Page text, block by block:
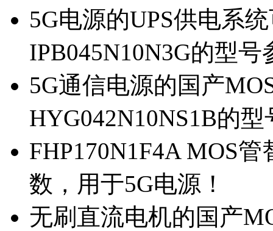
5G电源的UPS供电系
IPB045N10N3G的型号
5G通信电源的国产
HYG042N10NS1B的
FHP170N1F4A MOS
数，用于5G电源！
无刷直流电机的国产